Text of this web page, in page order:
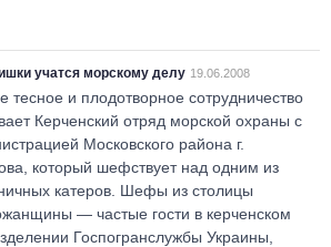
учатся морскому делу 19.06.2008
тесное и плодотворное сотрудничество
Керченский отряд морской охраны с
Московского района г.
который шефствует над одним из
катеров. Шефы из столицы
— частые гости в керченском
Госпогранслужбы Украины,